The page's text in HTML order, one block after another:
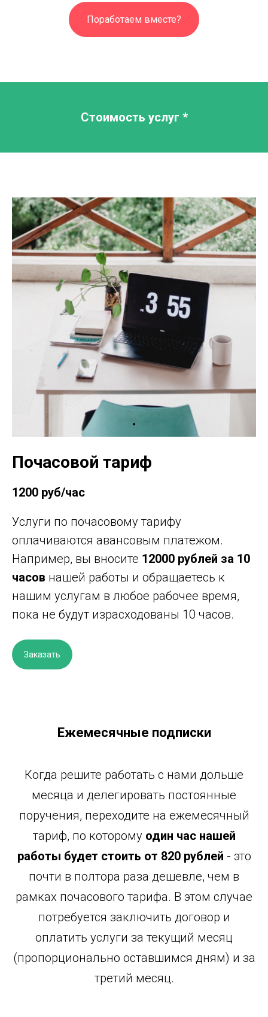
Поработаем вместе?
Стоимость услуг *
Почасовой тариф
1200 руб/час
Услуги по почасовому тарифу
оплачиваются авансовым платежом.
Например, вы вносите 12000 рублей за 10
часов нашей работы и обращаетесь к
нашим услугам в любое рабочее время,
пока не будут израсходованы 10 часов.
Заказать
Ежемесячные подписки
Когда решите работать с нами дольше
месяца и делегировать постоянные
поручения, переходите на ежемесячный
тариф, по которому один час нашей
работы будет стоить от 820 рублей - это
почти в полтора раза дешевле, чем в
рамках почасового тарифа. В этом случае
потребуется заключить договор и
оплатить услуги за текущий месяц
(пропорционально оставшимся дням) и за
третий месяц.